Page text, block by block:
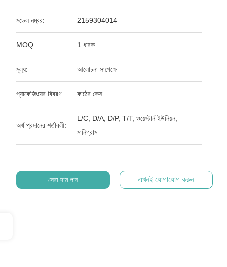
মডেল নম্বর: 2159304014
MOQ: 1 ধারক
মূল্য: আলোচনা সাপেক্ষে
প্যাকেজিংয়ের বিবরণ: কাঠের কেস
অর্থ প্রদানের শর্তাবলী:
L/C, D/A, D/P, T/T, ওয়েস্টার্ন ইউনিয়ন,
মানিগ্রাম
সেরা দাম পান এখনই যোগাযোগ করুন